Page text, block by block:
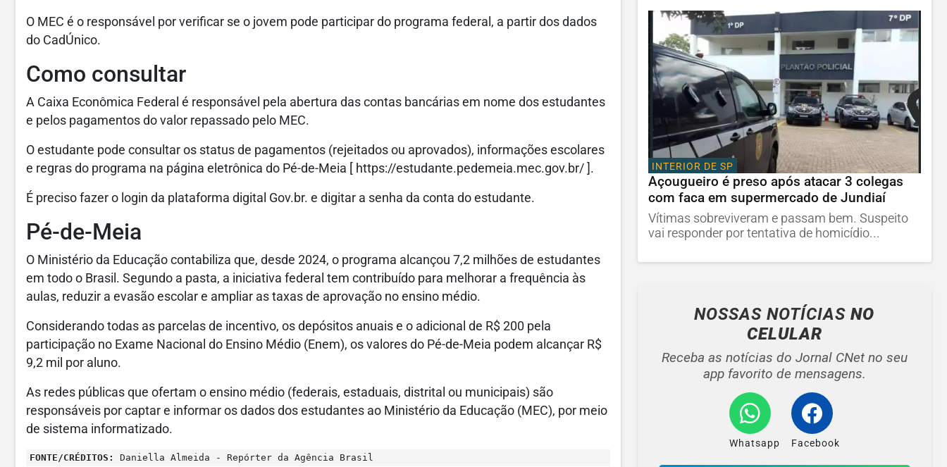
O MEC é o responsável por verificar se o jovem pode participar do programa federal, a partir dos dados
do CadÚnico.
Como consultar
A Caixa Econômica Federal é responsável pela abertura das contas bancárias em nome dos estudantes
e pelos pagamentos do valor repassado pelo MEC.
O estudante pode consultar os status de pagamentos (rejeitados ou aprovados), informações escolares
e regras do programa na página eletrônica do Pé-de-Meia [ https://estudante.pedemeia.mec.gov.br/ ].
É preciso fazer o login da plataforma digital Gov.br. e digitar a senha da conta do estudante.
Pé-de-Meia
O Ministério da Educação contabiliza que, desde 2024, o programa alcançou 7,2 milhões de estudantes
em todo o Brasil. Segundo a pasta, a iniciativa federal tem contribuído para melhorar a frequência às
aulas, reduzir a evasão escolar e ampliar as taxas de aprovação no ensino médio.
Considerando todas as parcelas de incentivo, os depósitos anuais e o adicional de R$ 200 pela
participação no Exame Nacional do Ensino Médio (Enem), os valores do Pé-de-Meia podem alcançar R$
9,2 mil por aluno.
As redes públicas que ofertam o ensino médio (federais, estaduais, distrital ou municipais) são
responsáveis por captar e informar os dados dos estudantes ao Ministério da Educação (MEC), por meio
de sistema informatizado.
FONTE/CRÉDITOS: Daniella Almeida - Repórter da Agência Brasil
INTERIOR DE SP
Açougueiro é preso após atacar 3 colegas
com faca em supermercado de Jundiaí
Vítimas sobreviveram e passam bem. Suspeito
vai responder por tentativa de homicídio...
NOSSAS NOTÍCIASNO
CELULAR
Receba as notícias do Jornal CNet no seu
app favorito de mensagens.
Whatsapp Facebook